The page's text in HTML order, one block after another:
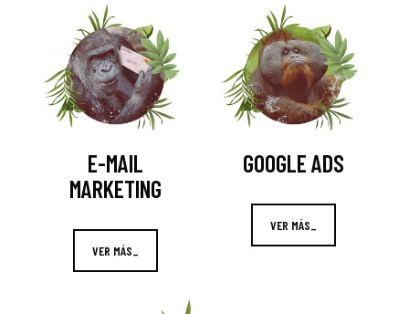
E-MAIL
MARKETING
VER MÁS_
GOOGLE ADS
VER MÁS_